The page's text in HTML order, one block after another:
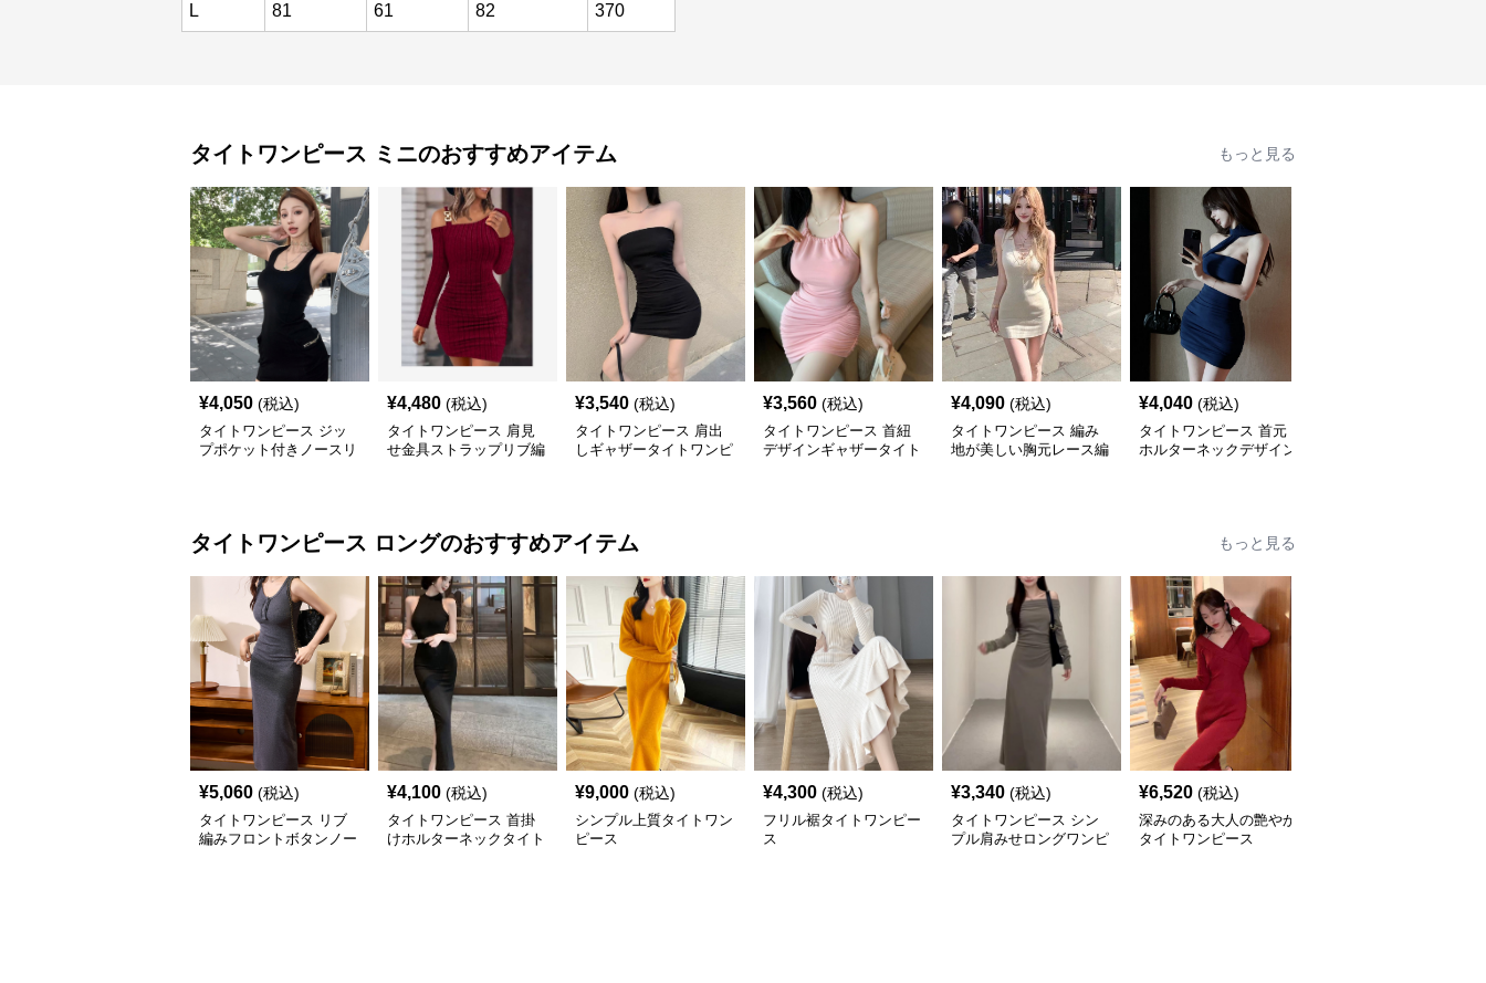
L 81 61 82 370
タイトワンピース ミニのおすすめアイテム もっと見る
¥4,050 (税込)
タイトワンピース ジッ
プポケット付きノースリ
¥4,480 (税込)
タイトワンピース 肩見
せ金具ストラップリブ編
¥3,540 (税込)
タイトワンピース 肩出
しギャザータイトワンピ
¥3,560 (税込)
タイトワンピース 首紐
デザインギャザータイト
¥4,090 (税込)
タイトワンピース 編み
地が美しい胸元レース編
¥4,040 (税込)
タイトワンピース 首元
ホルターネックデザイン
タイトワンピース ロングのおすすめアイテム もっと見る
¥5,060 (税込)
タイトワンピース リブ
編みフロントボタンノー
¥4,100 (税込)
タイトワンピース 首掛
けホルターネックタイト
¥9,000 (税込)
シンプル上質タイトワン
ピース
¥4,300 (税込)
フリル裾タイトワンピー
ス
¥3,340 (税込)
タイトワンピース シン
プル肩みせロングワンピ
¥6,520 (税込)
深みのある大人の艶やか
タイトワンピース